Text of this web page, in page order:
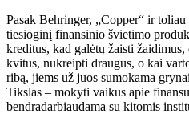
Pasak Behringer, „Copper“ ir
tiesioginį finansinio švietimo
kreditus, kad galėtų žaisti
kvitus, nukreipti draugus, o kai
ribą, jiems už juos sumokama
Tikslas – mokyti vaikus apie
bendradarbiaudama su kitomis